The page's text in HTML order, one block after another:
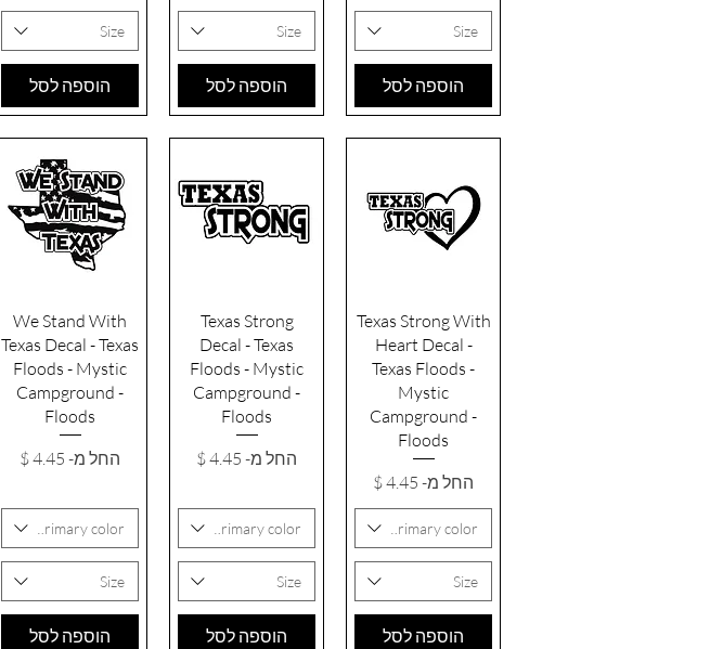
Size
הוספה לסל
Size
הוספה לסל
Size
הוספה לסל
תצוגה מהירה
Texas Strong With
Heart Decal -
Texas Floods -
Mystic
Campground -
Floods
החל מ-
מחיר מבצע
Primary color
Size
הוספה לסל
תצוגה מהירה
Texas Strong
Decal - Texas
Floods - Mystic
Campground -
Floods
החל מ-
מחיר מבצע
Primary color
Size
הוספה לסל
תצוגה מהירה
We Stand With
Texas Decal - Texas
Floods - Mystic
Campground -
Floods
החל מ-
מחיר מבצע
Primary color
Size
הוספה לסל